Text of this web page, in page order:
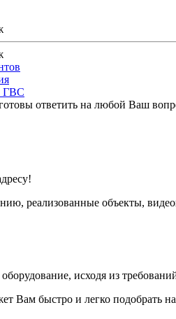
ГВС
ответить на любой Ваш
реализованные объекты,
исходя из
Вам быстро и легко подобрать